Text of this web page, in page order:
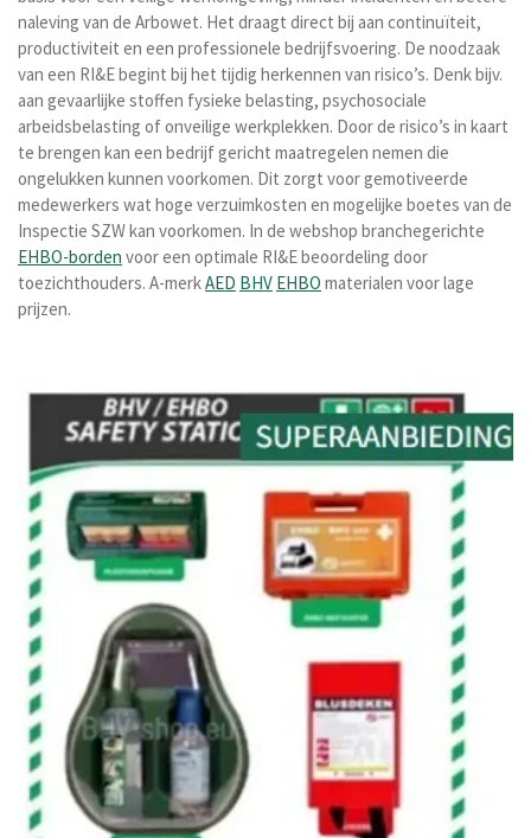
naleving van de Arbowet. Het draagt direct bij aan continuïteit,
productiviteit en een professionele bedrijfsvoering. De noodzaak
van een RI&E begint bij het tijdig herkennen van risico’s. Denk bijv.
aan gevaarlijke stoffen fysieke belasting, psychosociale
arbeidsbelasting of onveilige werkplekken. Door de risico’s in kaart
te brengen kan een bedrijf gericht maatregelen nemen die
ongelukken kunnen voorkomen. Dit zorgt voor gemotiveerde
medewerkers wat hoge verzuimkosten en mogelijke boetes van de
Inspectie SZW kan voorkomen. In de webshop branchegerichte
EHBO-borden voor een optimale RI&E beoordeling door
toezichthouders. A-merkAED BHV EHBO materialen voor lage
prijzen.